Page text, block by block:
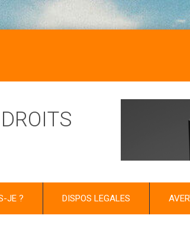
DROITS
JE ? DISPOS LEGALES